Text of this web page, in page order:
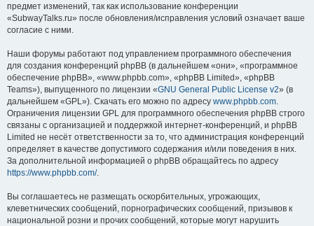
предмет изменений, так как использование конференции
«SubwayTalks.ru» после обновления/исправления условий означает ваше
согласие с ними.
Наши форумы работают под управлением программного обеспечения
для создания конференций phpBB (в дальнейшем «они», «программное
обеспечение phpBB», «www.phpbb.com», «phpBB Limited», «phpBB
Teams»), выпущенного по лицензии «GNU General Public License v2» (в
дальнейшем «GPL»). Скачать его можно по адресу www.phpbb.com.
Ограничения лицензии GPL для программного обеспечения phpBB строго
связаны с организацией и поддержкой интернет-конференций, и phpBB
Limited не несёт ответственности за то, что администрация конференций
определяет в качестве допустимого содержания и/или поведения в них.
За дополнительной информацией о phpBB обращайтесь по адресу
https://www.phpbb.com/.
Вы соглашаетесь не размещать оскорбительных, угрожающих,
клеветнических сообщений, порнографических сообщений, призывов к
национальной розни и прочих сообщений, которые могут нарушить